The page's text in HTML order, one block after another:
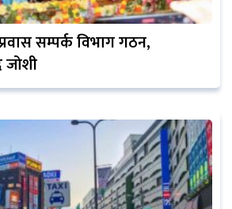
सम्पर्क विभाग गठन,
जोशी